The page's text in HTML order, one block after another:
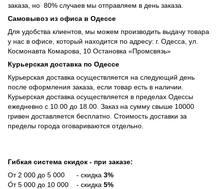
заказа, но 80% случаев мы отправляем в день заказа.
Самовывоз из офиса в Одессе
Для удобства клиентов, мы можем производить выдачу товара
у нас в офисе, который находится по адресу: г. Одесса, ул.
Космонавта Комарова, 10 Остановка «Промсвязь»
Курьерская доставка по Одессе
Курьерская доставка осуществляется на следующий день
после оформления заказа, если товар есть в наличии.
Курьерская доставка осуществляется в пределах Одессы
ежедневно с 10.00 до 18.00. Заказ на сумму свыше 10000
гривен доставляется бесплатно. Стоимость доставки за
пределы города оговариваются отдельно.
Гибкая система скидок - при заказе:
От 2 000 до 5 000 - скидка 3%
О́т 5 000 до 10 000 - скидка 5%